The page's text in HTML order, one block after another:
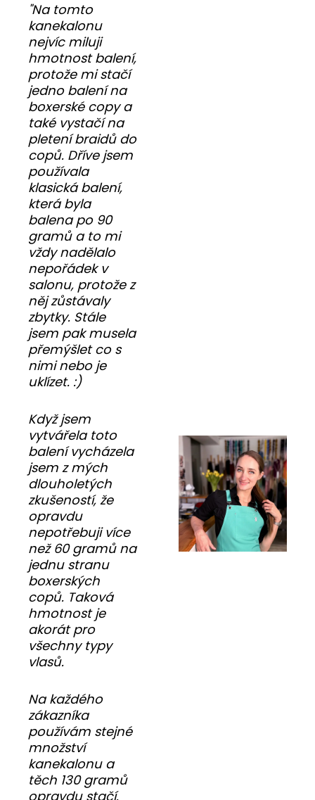
"Na tomto
kanekalonu
nejvíc miluji
hmotnost balení,
protože mi stačí
jedno balení na
boxerské copy a
také vystačí na
pletení braidů do
copů. Dříve jsem
používala
klasická balení,
která byla
balena po 90
gramů a to mi
vždy nadělalo
nepořádek v
salonu, protože z
něj zůstávaly
zbytky. Stále
jsem pak musela
přemýšlet co s
nimi nebo je
uklízet. :)
Když jsem
vytvářela toto
balení vycházela
jsem z mých
dlouholetých
zkušeností, že
opravdu
nepotřebuji více
než 60 gramů na
jednu stranu
boxerských
copů. Taková
hmotnost je
akorát pro
všechny typy
vlasů.
Na každého
zákazníka
používám stejné
množství
kanekalonu a
těch 130 gramů
opravdu stačí.